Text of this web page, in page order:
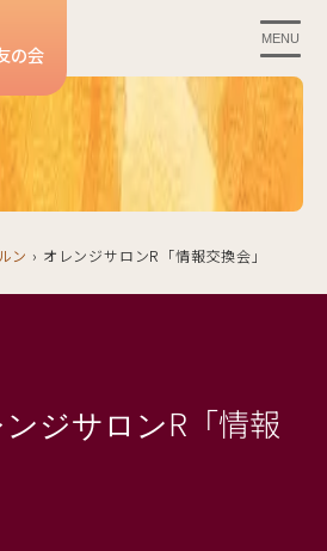
の会
MENU
ン › オレンジサロンR「情報交換会」
ジサロンR「情報